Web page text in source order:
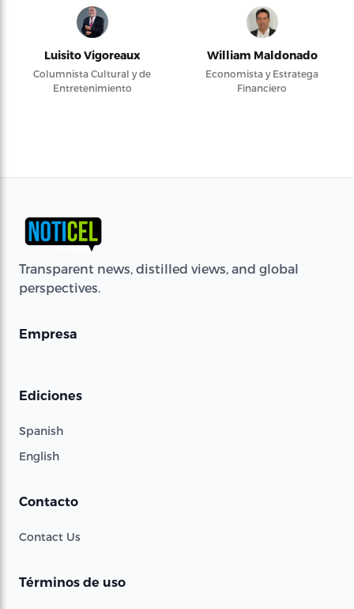
Luisito Vigoreaux
Columnista Cultural y de
Entretenimiento
William Maldonado
Economista y Estratega
Financiero
Transparent news, distilled views, and global
perspectives.
Empresa
Ediciones
Spanish
English
Contacto
Contact Us
Términos de uso